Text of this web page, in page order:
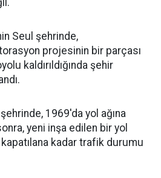
Seul şehrinde,
projesinin bir parçası
kaldırıldığında şehir
1969'da yol ağına
yeni inşa edilen bir yol
kadar trafik durumu